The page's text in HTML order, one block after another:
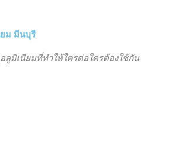
ม มีนบุรี
ลูมิเนียมที่ทำให้ใครต่อใครต้องใช้กัน